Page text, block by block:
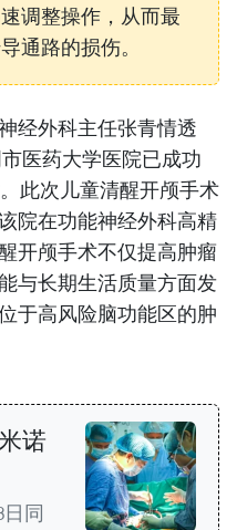
调整操作，从而最
通路的损伤。
经外科主任张青情透
医药大学医院已成功
此次儿童清醒开颅手术
院在功能神经外科高精
开颅手术不仅提高肿瘤
与长期生活质量方面发
于高风险脑功能区的肿
诺
同